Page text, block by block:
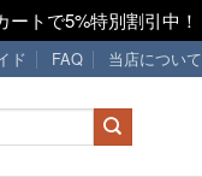
ートで5%特別割引中！
ド FAQ 当店について